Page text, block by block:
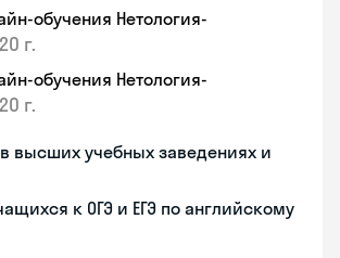
обучения Нетология-
г.
обучения Нетология-
г.
высших учебных заведениях и
к ОГЭ и ЕГЭ по английскому